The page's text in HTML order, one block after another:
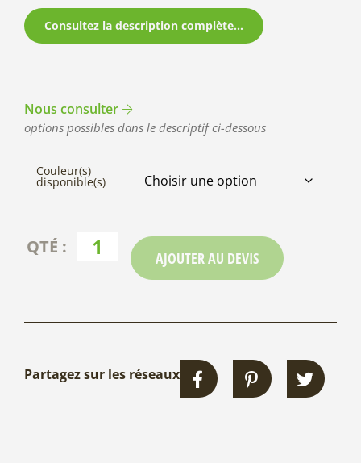
Consultez la description complète...
Nous consulter
options possibles dans le descriptif ci-dessous
Couleur(s)
disponible(s)
AJOUTER AU DEVIS
Partagez sur les réseaux